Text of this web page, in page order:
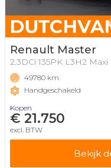
Renault Master
2.3DCi 135PK L3H2 Maxi
49780 km
Handgeschakeld
Kopen
€ 21.750
excl. BTW
Bekijk